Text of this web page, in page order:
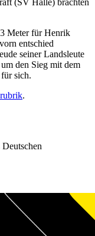
Meter für Henrik
entschied
seiner Landsleute
den Sieg mit dem
sich.
.